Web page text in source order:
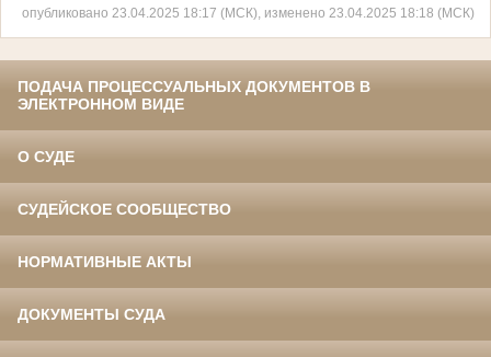
опубликовано 23.04.2025 18:17 (МСК), изменено 23.04.2025 18:18 (МСК)
ПОДАЧА ПРОЦЕССУАЛЬНЫХ ДОКУМЕНТОВ В
ЭЛЕКТРОННОМ ВИДЕ
О СУДЕ
СУДЕЙСКОЕ СООБЩЕСТВО
НОРМАТИВНЫЕ АКТЫ
ДОКУМЕНТЫ СУДА